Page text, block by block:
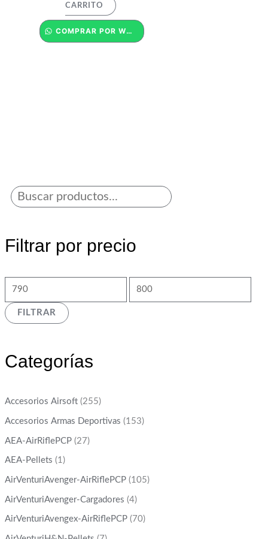
Filtrar por precio
FILTRAR
Categorías
Accesorios Airsoft (255)
Accesorios Armas Deportivas (153)
AEA-AirRiflePCP (27)
AEA-Pellets (1)
AirVenturiAvenger-AirRiflePCP (105)
AirVenturiAvenger-Cargadores (4)
AirVenturiAvengex-AirRiflePCP (70)
CARRITO
COMPRAR POR WHATSAPP